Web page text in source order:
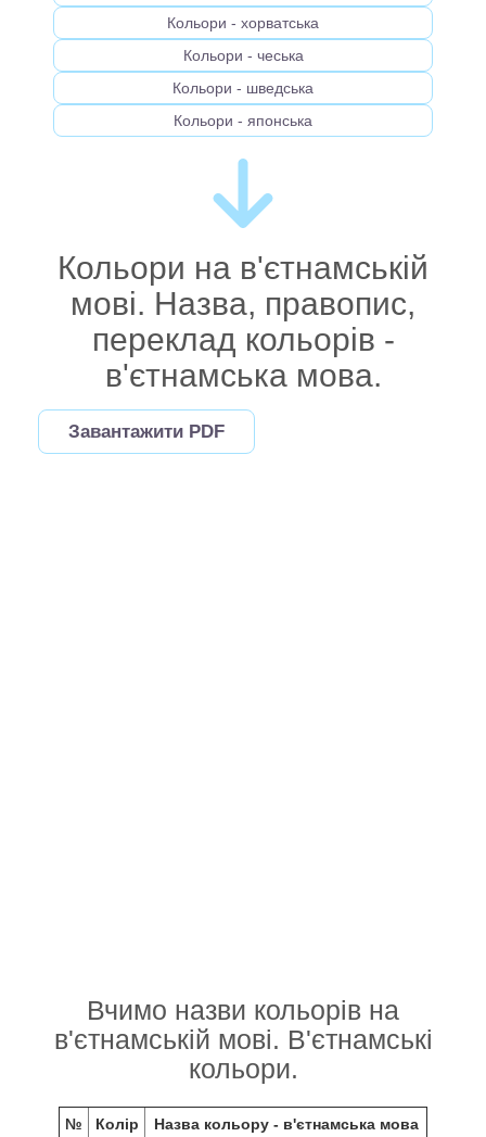
Кольори - хорватська
Кольори - чеська
Кольори - шведська
Кольори - японська
Кольори на в'єтнамській
мові. Назва, правопис,
переклад кольорів -
в'єтнамська мова.
Завантажити PDF
Вчимо назви кольорів на
в'єтнамській мові. В'єтнамські
кольори.
№ Колір Назва кольору - в'єтнамська мова